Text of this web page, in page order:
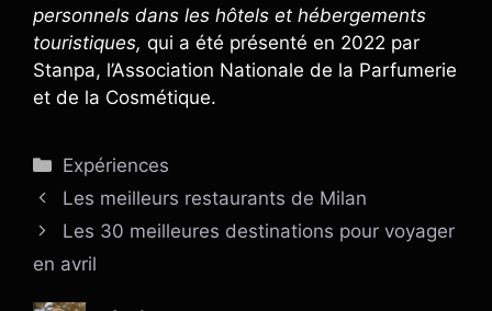
personnels dans les hôtels et hébergements
touristiques, qui a été présenté en 2022 par
Stanpa, l’Association Nationale de la Parfumerie
et de la Cosmétique.
Catégories
Expériences
Les meilleurs restaurants de Milan
Les 30 meilleures destinations pour voyager
en avril